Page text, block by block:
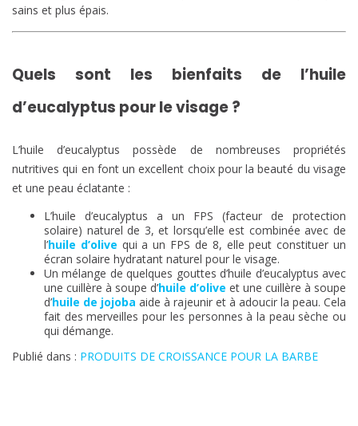
sains et plus épais.
Quels sont les bienfaits de l’huile
d’eucalyptus pour le visage ?
L’huile d’eucalyptus possède de nombreuses propriétés
nutritives qui en font un excellent choix pour la beauté du visage
et une peau éclatante :
L’huile d’eucalyptus a un FPS (facteur de protection
solaire) naturel de 3, et lorsqu’elle est combinée avec de
l’huile d’olive qui a un FPS de 8, elle peut constituer un
écran solaire hydratant naturel pour le visage.
Un mélange de quelques gouttes d’huile d’eucalyptus avec
une cuillère à soupe d’huile d’olive et une cuillère à soupe
d’huile de jojoba aide à rajeunir et à adoucir la peau. Cela
fait des merveilles pour les personnes à la peau sèche ou
qui démange.
Publié dans : PRODUITS DE CROISSANCE POUR LA BARBE